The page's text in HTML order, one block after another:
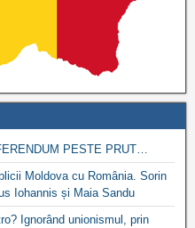
PESTE PRUT…
Moldova cu România. Sorin
Iohannis și Maia Sandu
Ignorând unionismul, prin